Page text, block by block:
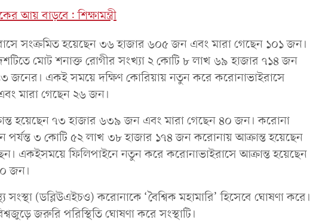
আয় বাড়বে: শিক্ষামন্ত্রী
সংক্রমিত হয়েছেন ৩৬ হাজার ৬০৫ জন এবং মারা গেছেন ১০১ জন।
মোট শনাক্ত রোগীর সংখ্যা ২ কোটি ৮ লাখ ৬৯ হাজার ৭১৪ জন
জনের। একই সময়ে দক্ষিণ কোরিয়ায় নতুন করে করোনাভাইরাসে
মারা গেছেন ২৬ জন।
হয়েছেন ৭৩ হাজার ৬৩৯ জন এবং মারা গেছেন ৪০ জন। করোনা
৩ কোটি ৫২ লাখ ৩৮ হাজার ১৭৪ জন করোনায় আক্রান্ত হয়েছেন
একইসময়ে ফিলিপাইনে নতুন করে করোনাভাইরাসে আক্রান্ত হয়েছেন
জন।
সংস্থা (ডব্লিউএইচও) করোনাকে ‘বৈশ্বিক মহামারি’ হিসেবে ঘোষণা করে।
জরুরি পরিস্থিতি ঘোষণা করে সংস্থাটি।